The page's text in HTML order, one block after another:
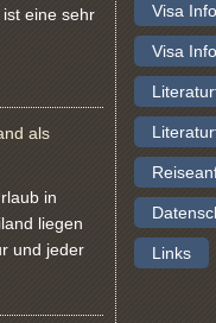
eine sehr
als
in
liegen
und jeder
Visa
Visa
Links